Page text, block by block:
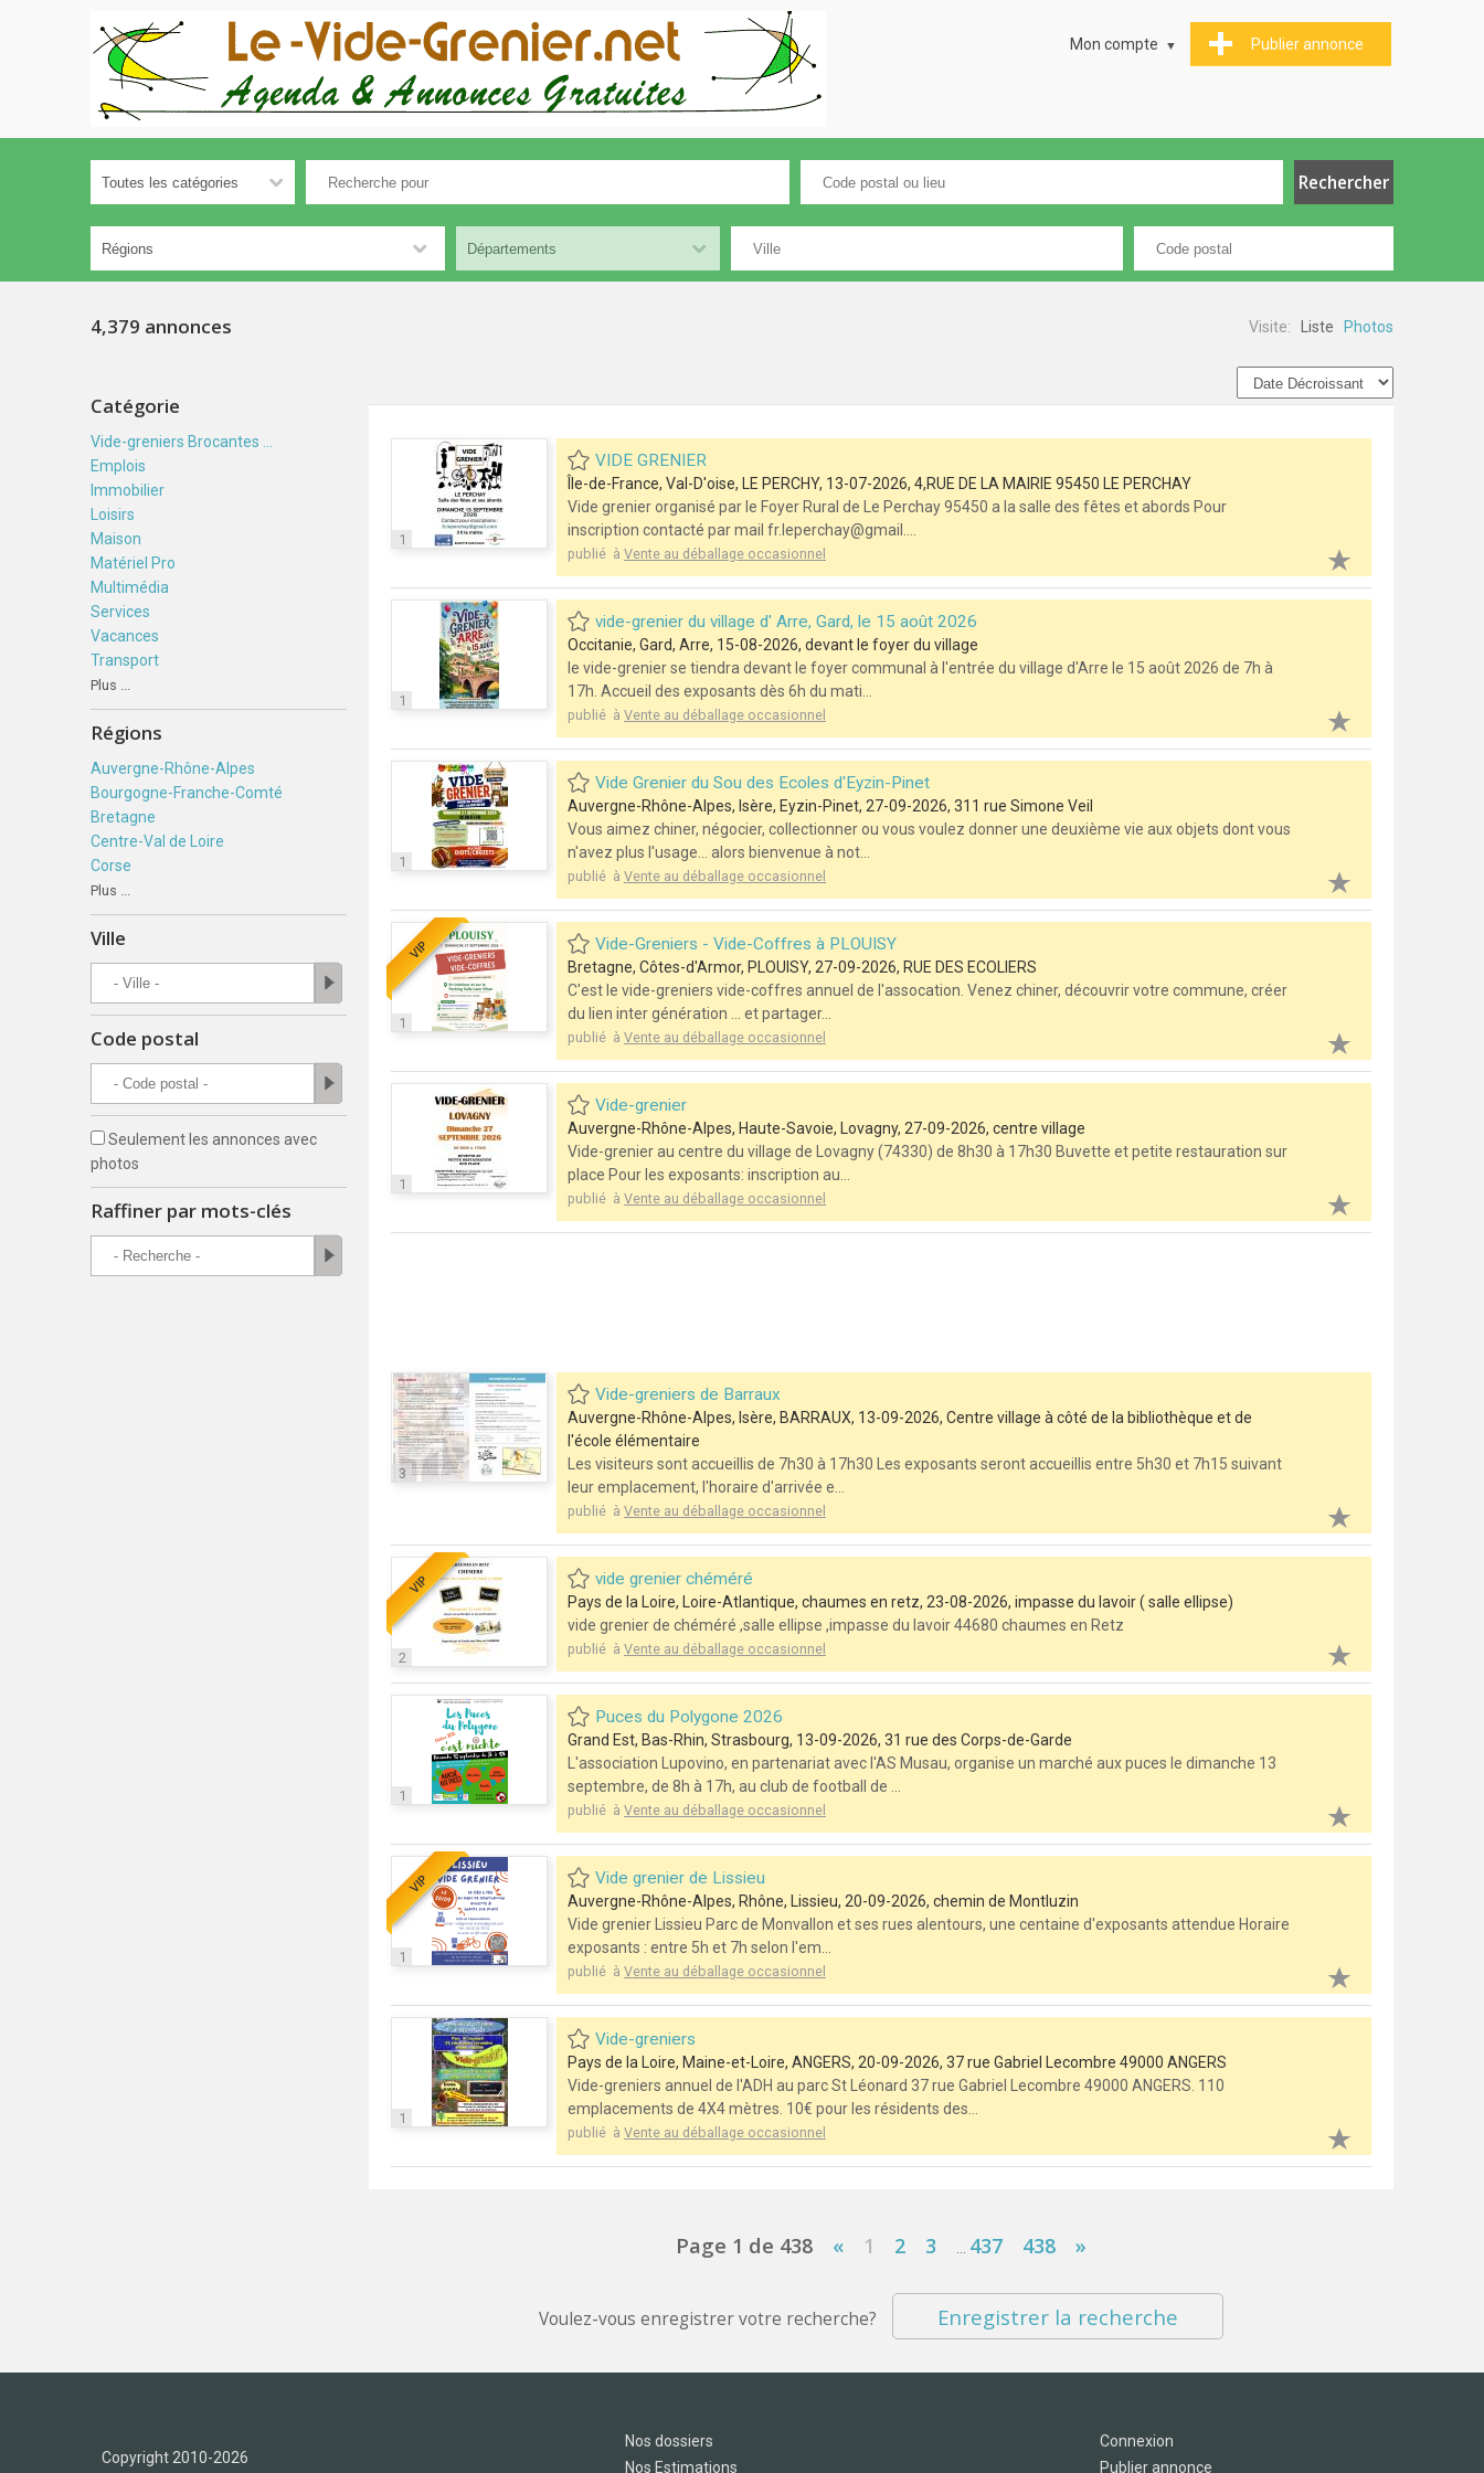
Publier annonce
Mon compte
4,379 annonces Visite: Liste Photos
Catégorie
Vide-greniers Brocantes ...
Emplois
Immobilier
Loisirs
Maison
Matériel Pro
Multimédia
Services
Vacances
Transport
Plus ...
Régions
Auvergne-Rhône-Alpes
Bourgogne-Franche-Comté
Bretagne
Centre-Val de Loire
Corse
Plus ...
Ville
Code postal
Seulement les annonces avec
photos
Raffiner par mots-clés
1
VIDE GRENIER
Île-de-France, Val-D'oise, LE PERCHY, 13-07-2026, 4,RUE DE LA MAIRIE 95450 LE PERCHAY
Vide grenier organisé par le Foyer Rural de Le Perchay 95450 a la salle des fêtes et abords Pour
inscription contacté par mail fr.leperchay@gmail....
publié à Vente au déballage occasionnel
1
vide-grenier du village d' Arre, Gard, le 15 août 2026
Occitanie, Gard, Arre, 15-08-2026, devant le foyer du village
le vide-grenier se tiendra devant le foyer communal à l'entrée du village d'Arre le 15 août 2026 de 7h à
17h. Accueil des exposants dès 6h du mati...
publié à Vente au déballage occasionnel
1
Vide Grenier du Sou des Ecoles d'Eyzin-Pinet
Auvergne-Rhône-Alpes, Isère, Eyzin-Pinet, 27-09-2026, 311 rue Simone Veil
Vous aimez chiner, négocier, collectionner ou vous voulez donner une deuxième vie aux objets dont vous
n'avez plus l'usage... alors bienvenue à not...
publié à Vente au déballage occasionnel
VIP
1
Vide-Greniers - Vide-Coffres à PLOUISY
Bretagne, Côtes-d'Armor, PLOUISY, 27-09-2026, RUE DES ECOLIERS
C'est le vide-greniers vide-coffres annuel de l'assocation. Venez chiner, découvrir votre commune, créer
du lien inter génération ... et partager...
publié à Vente au déballage occasionnel
1
Vide-grenier
Auvergne-Rhône-Alpes, Haute-Savoie, Lovagny, 27-09-2026, centre village
Vide-grenier au centre du village de Lovagny (74330) de 8h30 à 17h30 Buvette et petite restauration sur
place Pour les exposants: inscription au...
publié à Vente au déballage occasionnel
3
Vide-greniers de Barraux
Auvergne-Rhône-Alpes, Isère, BARRAUX, 13-09-2026, Centre village à côté de la bibliothèque et de
l'école élémentaire
Les visiteurs sont accueillis de 7h30 à 17h30 Les exposants seront accueillis entre 5h30 et 7h15 suivant
leur emplacement, l'horaire d'arrivée e...
publié à Vente au déballage occasionnel
VIP
2
vide grenier chéméré
Pays de la Loire, Loire-Atlantique, chaumes en retz, 23-08-2026, impasse du lavoir ( salle ellipse)
vide grenier de chéméré ,salle ellipse ,impasse du lavoir 44680 chaumes en Retz
publié à Vente au déballage occasionnel
1
Puces du Polygone 2026
Grand Est, Bas-Rhin, Strasbourg, 13-09-2026, 31 rue des Corps-de-Garde
L'association Lupovino, en partenariat avec l'AS Musau, organise un marché aux puces le dimanche 13
septembre, de 8h à 17h, au club de football de ...
publié à Vente au déballage occasionnel
VIP
1
Vide grenier de Lissieu
Auvergne-Rhône-Alpes, Rhône, Lissieu, 20-09-2026, chemin de Montluzin
Vide grenier Lissieu Parc de Monvallon et ses rues alentours, une centaine d'exposants attendue Horaire
exposants : entre 5h et 7h selon l'em...
publié à Vente au déballage occasionnel
1
Vide-greniers
Pays de la Loire, Maine-et-Loire, ANGERS, 20-09-2026, 37 rue Gabriel Lecombre 49000 ANGERS
Vide-greniers annuel de l'ADH au parc St Léonard 37 rue Gabriel Lecombre 49000 ANGERS. 110
emplacements de 4X4 mètres. 10€ pour les résidents des...
publié à Vente au déballage occasionnel
Page 1 de 438 « 1 2 3 437 438 »
Voulez-vous enregistrer votre recherche? Enregistrer la recherche
Nos dossiers
Nos Estimations
Connexion
Publier annonce
Copyright 2010-2026